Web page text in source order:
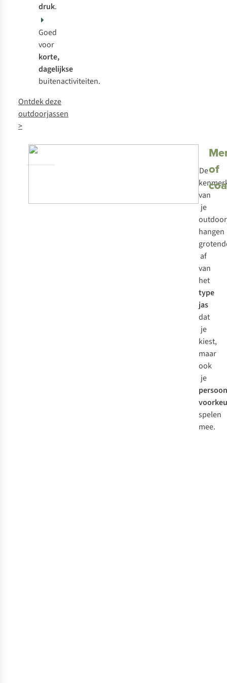
druk.
Goed
voor
korte,
dagelijkse
buitenactiviteiten.
Ontdek deze
outdoorjassen
>
De
van
je
hangen
af
van
het
type
jas
dat
je
kiest,
maar
ook
je
spelen
mee.
of